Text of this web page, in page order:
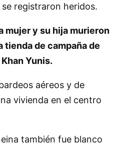
registraron heridos.
mujer y su hija murieron
tienda de campaña de
Yunis.
aéreos y de
vivienda en el centro
también fue blanco